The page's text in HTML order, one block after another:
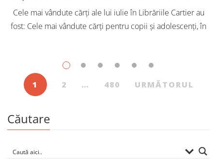
Cele mai vândute cărți ale lui iulie în Librăriile Cartier au
fost: Cele mai vândute cărți pentru copii și adolescenți, în
1 2 … 480 URMĂTORUL
Căutare